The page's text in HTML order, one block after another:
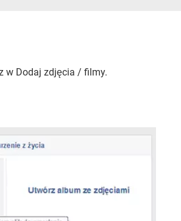
w Dodaj zdjęcia / filmy.